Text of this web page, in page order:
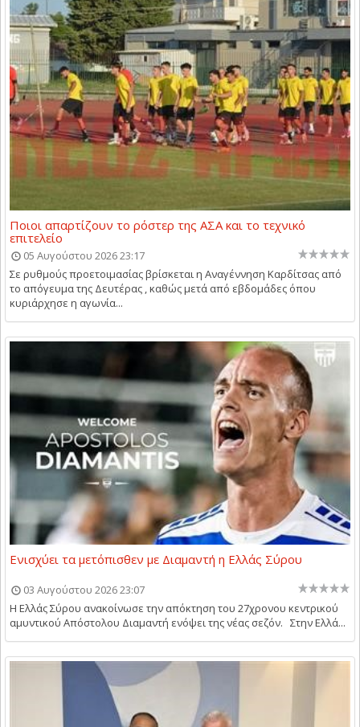
Ποιοι απαρτίζουν το ρόστερ της ΑΣΑ και το τεχνικό
επιτελείο
05 Αυγούστου 2026 23:17
Σε ρυθμούς προετοιμασίας βρίσκεται η Αναγέννηση Καρδίτσας από
το απόγευμα της Δευτέρας , καθώς μετά από εβδομάδες όπου
κυριάρχησε η αγωνία...
Ενισχύει τα μετόπισθεν με Διαμαντή η Ελλάς Σύρου
03 Αυγούστου 2026 23:07
Η Ελλάς Σύρου ανακοίνωσε την απόκτηση του 27χρονου κεντρικού
αμυντικού Απόστολου Διαμαντή ενόψει της νέας σεζόν. Στην Ελλά...